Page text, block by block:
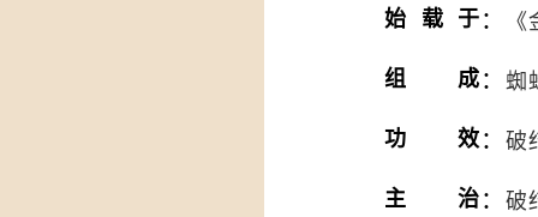
始载于：
组成： 蜘
功效： 破
主治： 破